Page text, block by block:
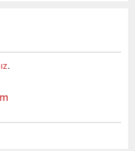
tarafından yayınlanmış
.